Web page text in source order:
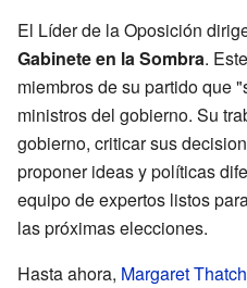
El Líder de la Oposición
Gabinete en la Sombra.
miembros de su partido que
ministros del gobierno. Su
gobierno, criticar sus
proponer ideas y políticas
equipo de expertos listos
las próximas elecciones.
Hasta ahora, Margaret